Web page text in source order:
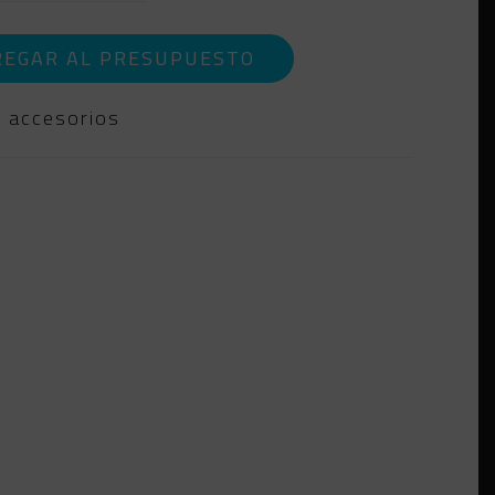
AL PRESUPUESTO
accesorios